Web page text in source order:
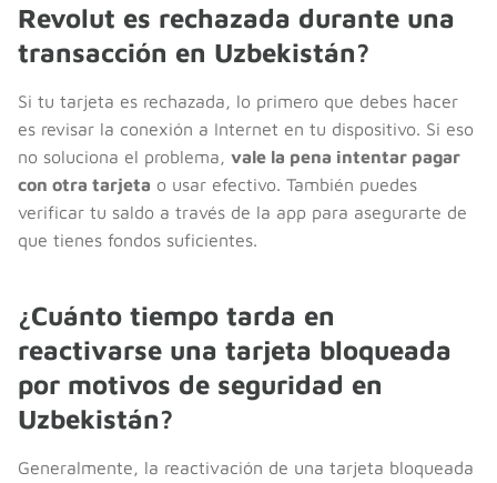
Revolut es rechazada durante una
transacción en Uzbekistán?
Si tu tarjeta es rechazada, lo primero que debes hacer
es revisar la conexión a Internet en tu dispositivo. Si eso
no soluciona el problema, vale la pena intentar pagar
con otra tarjeta o usar efectivo. También puedes
verificar tu saldo a través de la app para asegurarte de
que tienes fondos suficientes.
¿Cuánto tiempo tarda en
reactivarse una tarjeta bloqueada
por motivos de seguridad en
Uzbekistán?
Generalmente, la reactivación de una tarjeta bloqueada